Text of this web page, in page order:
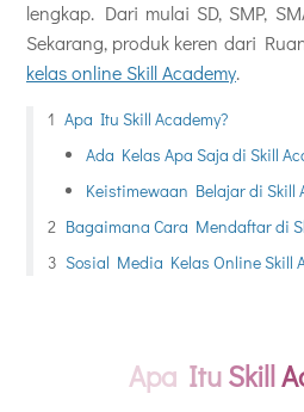
lengkap. Dari mulai SD, SMP,
Sekarang, produk keren dari
kelas online Skill Academy.
Apa Itu Skill Academy?
Ada Kelas Apa Saja di Skill
Keistimewaan Belajar di Skill
Bagaimana Cara Mendaftar di
Sosial Media Kelas Online Skill
Apa ItuSkill